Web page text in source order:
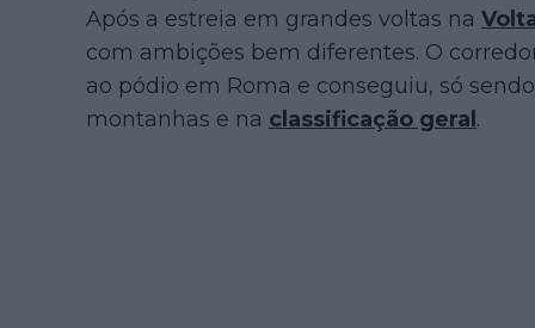
Após a estreia em grandes voltas na
com ambições bem diferentes. O
ao pódio em Roma e conseguiu, só
montanhas e na classificação geral .